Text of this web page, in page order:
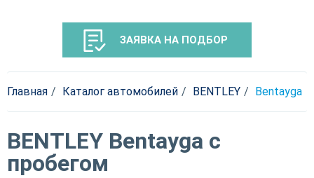
ЗАЯВКА НА ПОДБОР
Главная Каталог автомобилей BENTLEY Bentayga
BENTLEY Bentayga с
пробегом